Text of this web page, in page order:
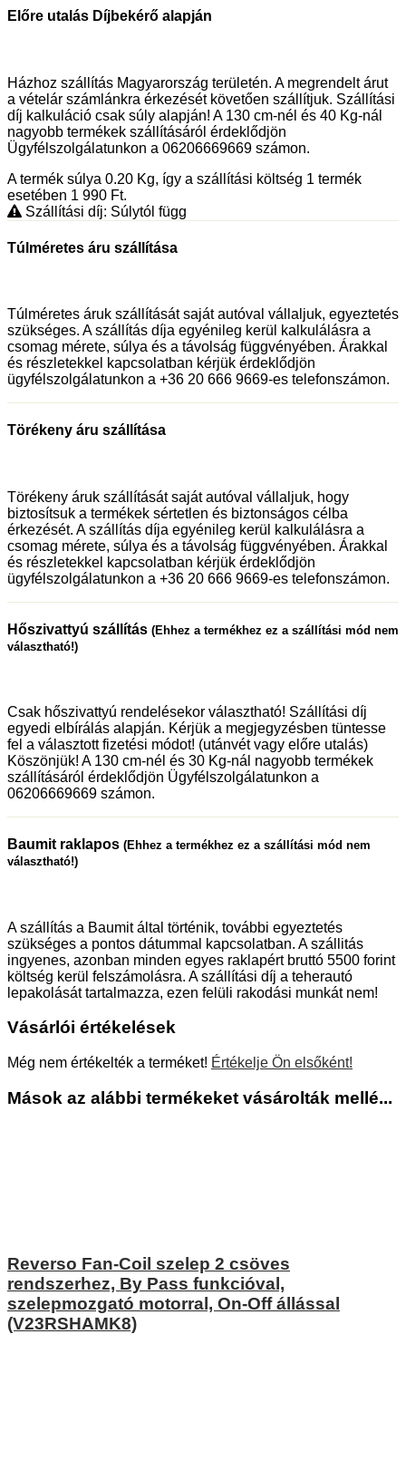
Előre utalás Díjbekérő alapján
Házhoz szállítás Magyarország területén. A megrendelt árut
a vételár számlánkra érkezését követően szállítjuk. Szállítási
díj kalkuláció csak súly alapján! A 130 cm-nél és 40 Kg-nál
nagyobb termékek szállításáról érdeklődjön
Ügyfélszolgálatunkon a 06206669669 számon.
A termék súlya 0.20 Kg, így a szállítási költség 1 termék
esetében 1 990 Ft.
Szállítási díj: Súlytól függ
Túlméretes áru szállítása
Túlméretes áruk szállítását saját autóval vállaljuk, egyeztetés
szükséges. A szállítás díja egyénileg kerül kalkulálásra a
csomag mérete, súlya és a távolság függvényében. Árakkal
és részletekkel kapcsolatban kérjük érdeklődjön
ügyfélszolgálatunkon a +36 20 666 9669-es telefonszámon.
Törékeny áru szállítása
Törékeny áruk szállítását saját autóval vállaljuk, hogy
biztosítsuk a termékek sértetlen és biztonságos célba
érkezését. A szállítás díja egyénileg kerül kalkulálásra a
csomag mérete, súlya és a távolság függvényében. Árakkal
és részletekkel kapcsolatban kérjük érdeklődjön
ügyfélszolgálatunkon a +36 20 666 9669-es telefonszámon.
Hőszivattyú szállítás (Ehhez a termékhez ez a szállítási mód nem
választható!)
Csak hőszivattyú rendelésekor választható! Szállítási díj
egyedi elbírálás alapján. Kérjük a megjegyzésben tüntesse
fel a választott fizetési módot! (utánvét vagy előre utalás)
Köszönjük! A 130 cm-nél és 30 Kg-nál nagyobb termékek
szállításáról érdeklődjön Ügyfélszolgálatunkon a
06206669669 számon.
Baumit raklapos (Ehhez a termékhez ez a szállítási mód nem
választható!)
A szállítás a Baumit által történik, további egyeztetés
szükséges a pontos dátummal kapcsolatban. A szállitás
ingyenes, azonban minden egyes raklapért bruttó 5500 forint
költség kerül felszámolásra. A szállítási díj a teherautó
lepakolását tartalmazza, ezen felüli rakodási munkát nem!
Vásárlói értékelések
Még nem értékelték a terméket! Értékelje Ön elsőként!
Mások az alábbi termékeket vásárolták mellé...
Reverso Fan-Coil szelep 2 csöves
rendszerhez, By Pass funkcióval,
szelepmozgató motorral, On-Off állással
(V23RSHAMK8)